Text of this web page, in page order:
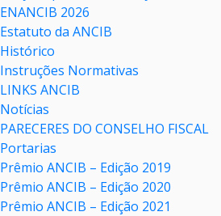
ENANCIB 2026
Estatuto da ANCIB
Histórico
Instruções Normativas
LINKS ANCIB
Notícias
PARECERES DO CONSELHO FISCAL
Portarias
Prêmio ANCIB – Edição 2019
Prêmio ANCIB – Edição 2020
Prêmio ANCIB – Edição 2021